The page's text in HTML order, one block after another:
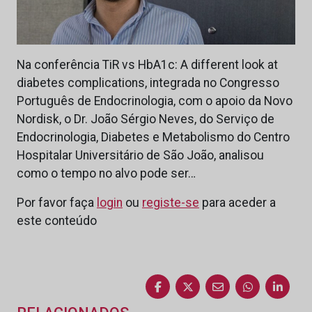
Na conferência TiR vs HbA1c: A different look at
diabetes complications, integrada no Congresso
Português de Endocrinologia, com o apoio da Novo
Nordisk, o Dr. João Sérgio Neves, do Serviço de
Endocrinologia, Diabetes e Metabolismo do Centro
Hospitalar Universitário de São João, analisou
como o tempo no alvo pode ser…
Por favor faça login ou registe-se para aceder a
este conteúdo